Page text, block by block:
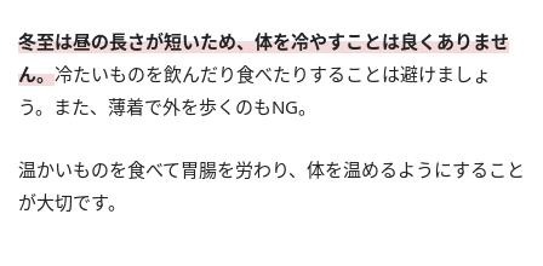
冬至は昼の長さが短いため、体を冷やすことは良くありませ
ん。冷たいものを飲んだり食べたりすることは避けましょ
う。また、薄着で外を歩くのもNG。
温かいものを食べて胃腸を労わり、体を温めるようにすること
が大切です。